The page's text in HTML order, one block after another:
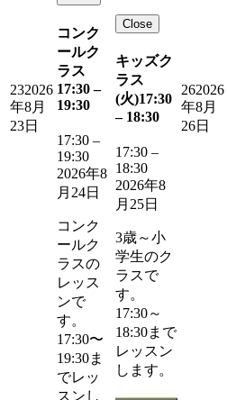
232026
年8月
23日
コンク
ールク
ラス
17:30 –
19:30
17:30 –
19:30
2026年8
月24日
コンク
ールク
ラスの
レッス
ンで
す。
17:30〜
19:30ま
でレッ
スンし
Close
キッズク
ラス
(火)17:30
– 18:30
17:30 –
18:30
2026年8
月25日
3歳～小
学生のク
ラスで
す。
17:30～
18:30まで
レッスン
します。
262026
年8月
26日